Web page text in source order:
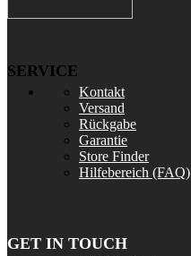
SERVICE
Kontakt
Versand
Rückgabe
Garantie
Store Finder
Hilfebereich (FAQ)
GET IN TOUCH